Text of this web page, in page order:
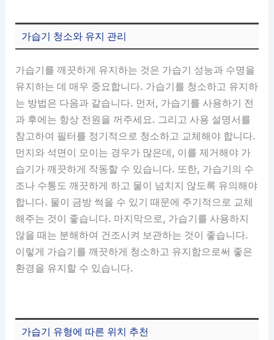
가습기 청소와 유지 관리
가습기를 깨끗하게 유지하는 것은 가습기 성능과 수명을
유지하는 데 매우 중요합니다. 가습기를 청소하고 유지하
는 방법은 다음과 같습니다. 먼저, 가습기를 사용하기 전
과 후에는 항상 전원을 꺼주세요. 그리고 사용 설명서를
참고하여 필터를 정기적으로 청소하고 교체해야 합니다.
먼지와 석면이 모이는 경우가 많은데, 이를 제거해야 가
습기가 깨끗하게 작동할 수 있습니다. 또한, 가습기의 수
조나 수통도 깨끗하게 하고 물이 넘치지 않도록 유의해야
합니다. 물이 금방 썩을 수 있기 때문에 주기적으로 교체
해주는 것이 좋습니다. 마지막으로, 가습기를 사용하지
않을 때는 분해하여 건조시켜 보관하는 것이 좋습니다.
이렇게 가습기를 깨끗하게 청소하고 유지함으로써 좋은
환경을 유지할 수 있습니다.
가습기 유형에 따른 위치 추천